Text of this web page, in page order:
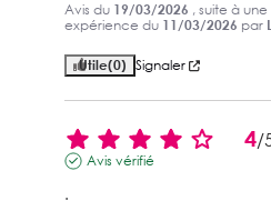
Avis du 19/03/2026 , suite à une
expérience du 11/03/2026 par
Utile(0) Signaler
4/
Avis vérifié
.